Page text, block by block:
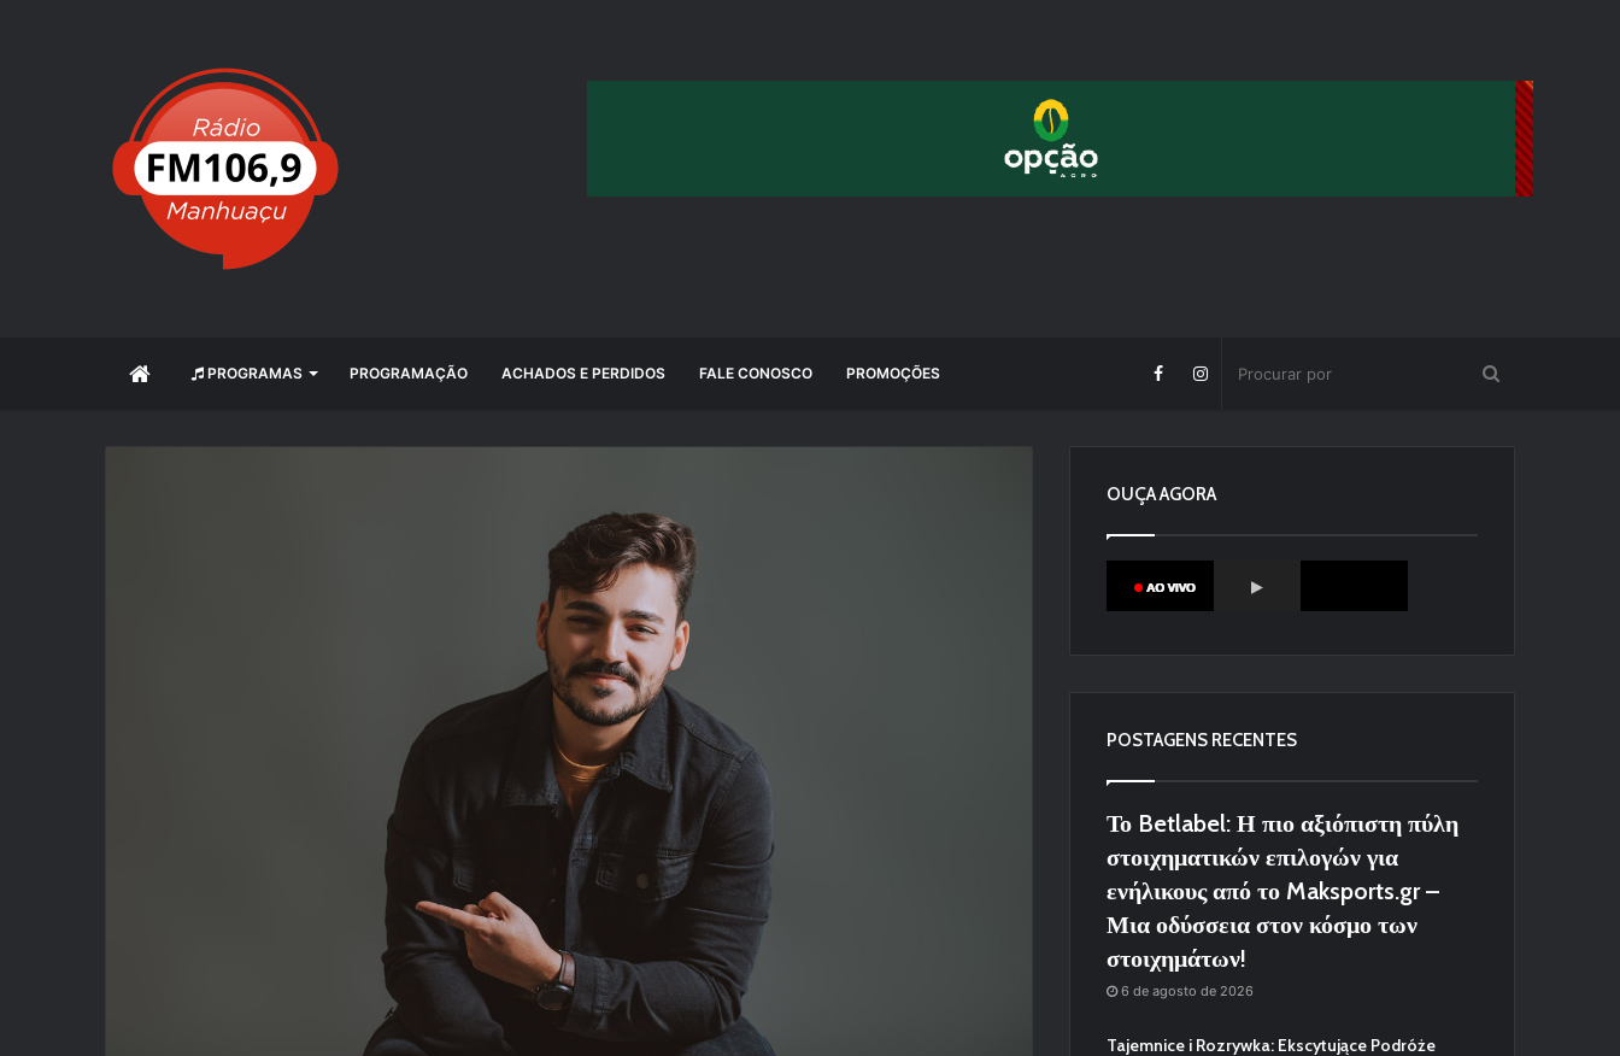
INÍCIO PROGRAMAS PROGRAMAÇÃO ACHADOS E PERDIDOS FALE CONOSCO PROMOÇÕES
OUÇA AGORA
POSTAGENS RECENTES
Το Betlabel: Η πιο αξιόπιστη πύλη
στοιχηματικών επιλογών για
ενήλικους από το Maksports.gr –
Μια οδύσσεια στον κόσμο των
στοιχημάτων!
6 de agosto de 2026
Tajemnice i Rozrywka: Ekscytujące Podróże